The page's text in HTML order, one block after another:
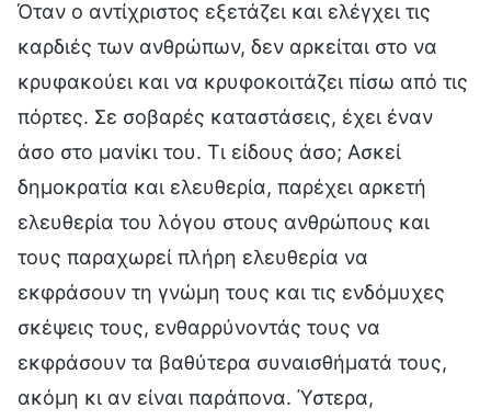
Όταν ο αντίχριστος εξετάζει και ελέγχει τις
καρδιές των ανθρώπων, δεν αρκείται στο να
κρυφακούει και να κρυφοκοιτάζει πίσω από τις
πόρτες. Σε σοβαρές καταστάσεις, έχει έναν
άσο στο μανίκι του. Τι είδους άσο; Ασκεί
δημοκρατία και ελευθερία, παρέχει αρκετή
ελευθερία του λόγου στους ανθρώπους και
τους παραχωρεί πλήρη ελευθερία να
εκφράσουν τη γνώμη τους και τις ενδόμυχες
σκέψεις τους, ενθαρρύνοντάς τους να
εκφράσουν τα βαθύτερα συναισθήματά τους,
ακόμη κι αν είναι παράπονα. Ύστερα,